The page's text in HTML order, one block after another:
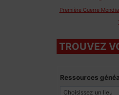
Première Guerre
TROUVEZ
Ressources